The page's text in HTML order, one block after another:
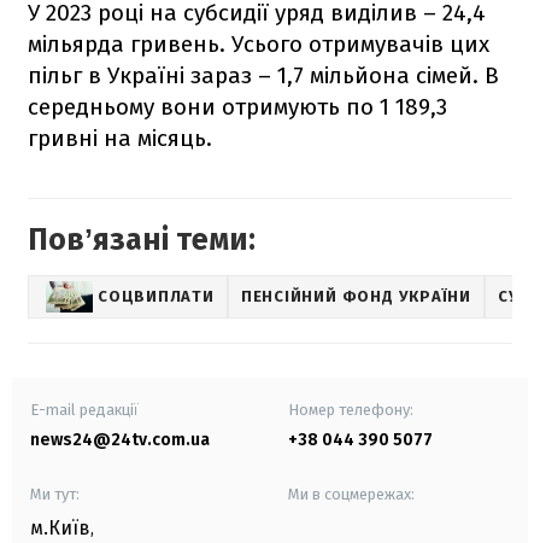
У 2023 році на субсидії уряд виділив – 24,4
мільярда гривень. Усього отримувачів цих
пільг в Україні зараз – 1,7 мільйона сімей. В
середньому вони отримують по 1 189,3
гривні на місяць.
Повʼязані теми:
СОЦВИПЛАТИ ПЕНСІЙНИЙ ФОНД УКРАЇНИ
E-mail редакції
news24@24tv.com.ua
Номер телефону:
+38 044 390 5077
Ми тут:
м.Київ,
Ми в соцмережах: